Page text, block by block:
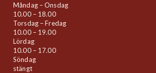
Måndag – Onsdag
10.00 – 18.00
Torsdag – Fredag
10.00 – 19.00
Lördag
10.00 – 17.00
Söndag
stängt